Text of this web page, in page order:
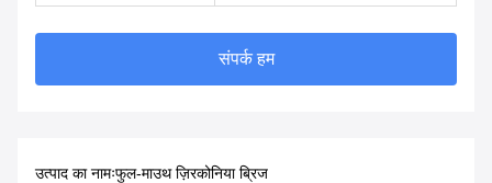
संपर्क हम
उत्पाद का नामःफुल-माउथ ज़िरकोनिया ब्रिज